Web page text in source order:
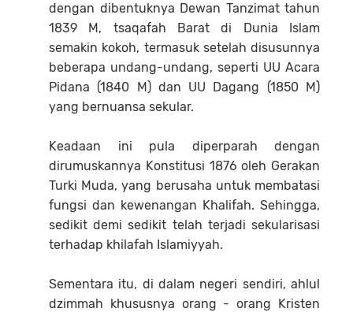
dengan dibentuknya Dewan Tanzimat tahun
1839 M, tsaqafah Barat di Dunia Islam
semakin kokoh, termasuk setelah disusunnya
beberapa undang-undang, seperti UU Acara
Pidana (1840 M) dan UU Dagang (1850 M)
yang bernuansa sekular.
Keadaan ini pula diperparah dengan
dirumuskannya Konstitusi 1876 oleh Gerakan
Turki Muda, yang berusaha untuk membatasi
fungsi dan kewenangan Khalifah. Sehingga,
sedikit demi sedikit telah terjadi sekularisasi
terhadap khilafah Islamiyyah.
Sementara itu, di dalam negeri sendiri, ahlul
dzimmah khususnya orang - orang Kristen